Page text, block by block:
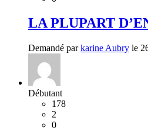
LA PLUPART
Demandé parkarine Aubry le
Débutant
178
2
0